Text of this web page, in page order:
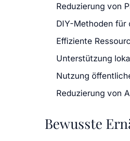
Reduzierung von
DIY-Methoden für
Effiziente
Unterstützung
Nutzung
Reduzierung von
Bewusste